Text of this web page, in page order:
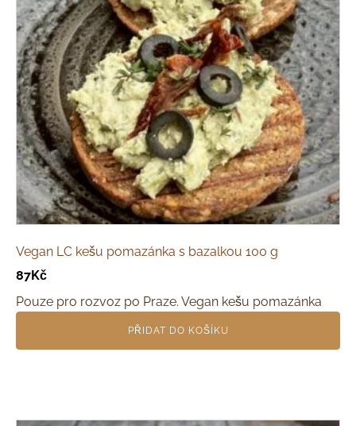
Vegan LC kešu pomazánka s bazalkou 100 g
87Kč
Pouze pro rozvoz po Praze. Vegan kešu pomazánka
PŘIDAT DO KOŠÍKU